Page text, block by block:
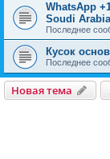
WhatsApp
Soudi
Последнее
Кусок
Последнее
Новая тема